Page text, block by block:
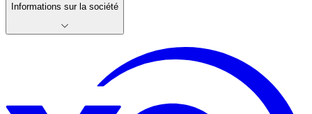
Informations sur la société